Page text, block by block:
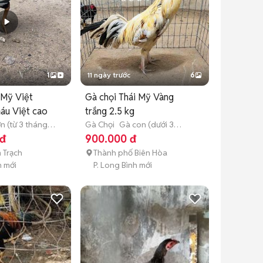
1
Việt
Việt cao
(từ 3 tháng
mới
11 ngày trước 6
Gà chọi Thái Mỹ Vàng
trắng 2.5 kg
Gà Chọi Gà con (dưới 3
tháng tuổi)
900.000 đ
Thành phố Biên Hòa
P. Long Bình mới